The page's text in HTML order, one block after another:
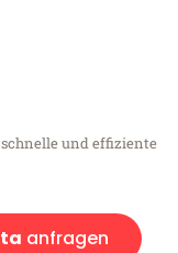
und effiziente
anfragen